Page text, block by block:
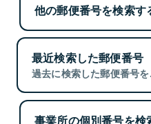
他の郵便番号を検索す
最近検索した郵便番号
過去に検索した郵便番号を
事業所の個別番号を検